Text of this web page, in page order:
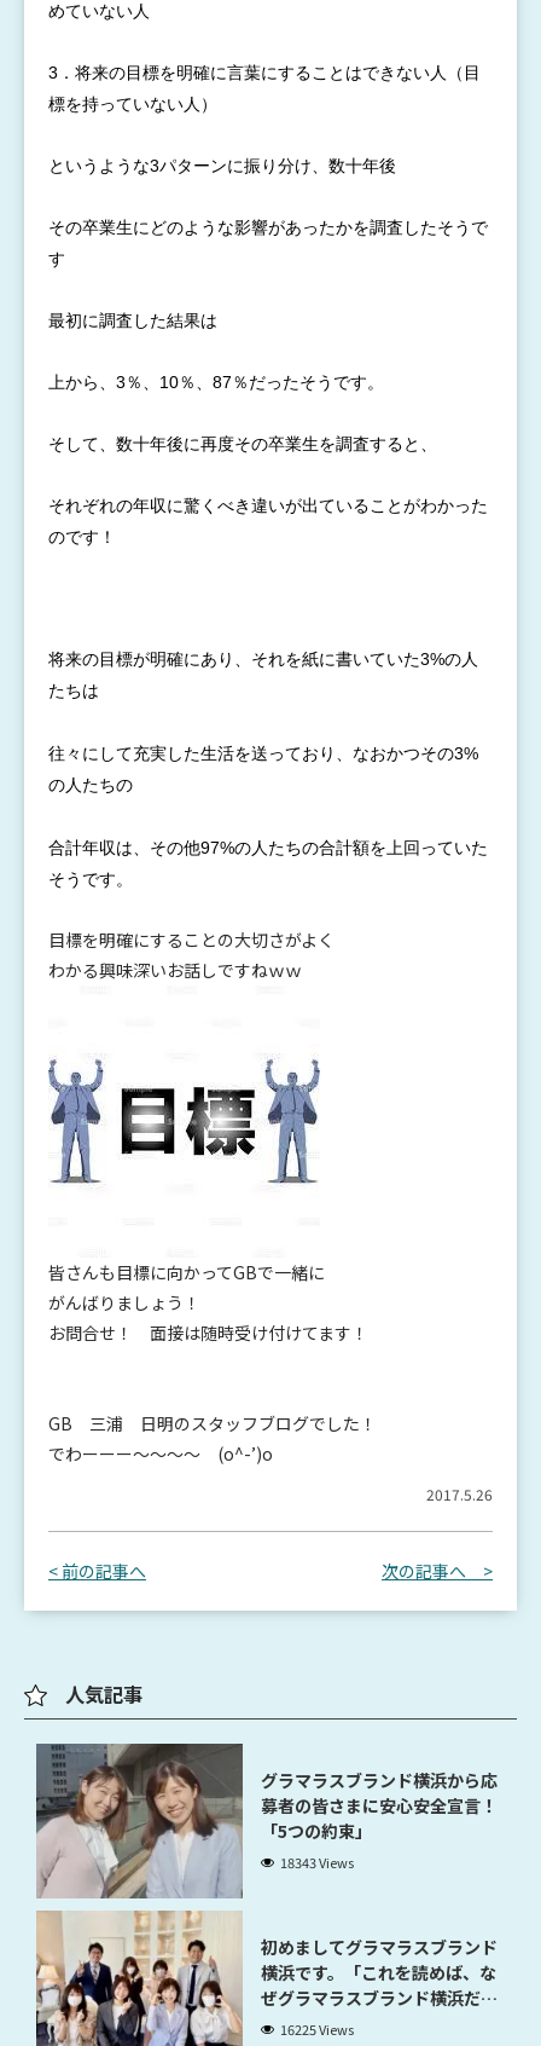
めていない人
3．将来の目標を明確に言葉にすることはできない人
（目
標を持っていない人）
というよ うな3パターンに振り分け 数十年後
その卒業生にどのような影響があったかを調査したそうで
す
最初に調査した結果は
上から、 3％、10％、87％だったそうです。
そして、 数十年後に再度その卒業生を調査すると、
それぞれの年収に驚くべき違いが出ているこ とがわかった
のです！
将来の目標が明確にあり、 それを紙に書いていた3%の人
たちは
往々にして充実した生活を送ってお り、なおかつその3%
の人 たちの
合計年収は、その他97%の人たちの合計額を上回っていた
そうです。
目標を明確にすることの大切さがよく
わかる興味深いお話しですねｗｗ
皆さんも目標に向かってGBで一緒に
がんばりましょう！
お問合せ！ 面接は随時受け付けてます！
GB 三浦 日明のスタッフブログでした！
でわーーー～～～～ (o^-’)o
2017.5.26
< 前の記事へ 次の記事へ >
人気記事
グラマラスブランド横浜から応
募者の皆さまに安心安全宣言！
「5つの約束」
18343 Views
初めましてグラマラスブランド
横浜です。「これを読めば、な
ぜグラマラスブランド横浜だと
稼げるのかが分かります」
16225 Views